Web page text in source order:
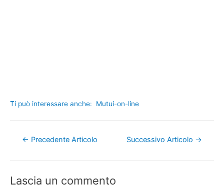
Ti può interessare anche: Mutui-on-line
Navigazione
← Precedente Articolo Successivo Articolo →
Lascia un commento